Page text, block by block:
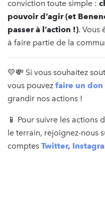
conviction toute simple :
pouvoir d’agir (et
passer à l’action !). Vous
à faire partie de la
💛💸 Si vous souhaitez
vous pouvez faire un don
grandir nos actions !
📱 Pour suivre les actions
le terrain, rejoignez-nous
comptes Twitter,